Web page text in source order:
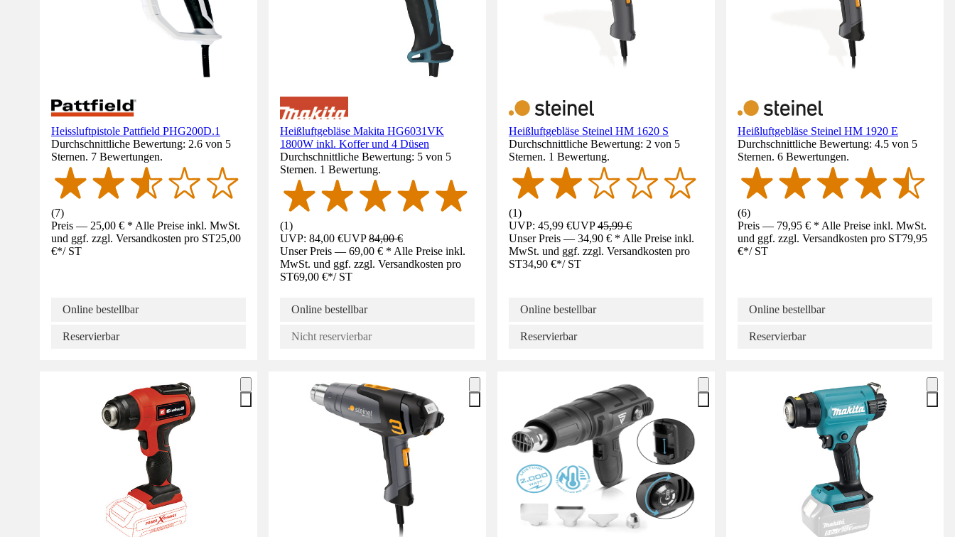
Heissluftpistole Pattfield PHG200D.1
Durchschnittliche Bewertung: 2.6 von 5
Sternen. 7 Bewertungen.
(7)
Preis — 25,00 € * Alle Preise inkl. MwSt.
und ggf. zzgl. Versandkosten pro ST25,00
€*/ ST
Online bestellbar
Reservierbar
Heißluftgebläse Makita HG6031VK
1800W inkl. Koffer und 4 Düsen
Durchschnittliche Bewertung: 5 von 5
Sternen. 1 Bewertung.
(1)
UVP: 84,00 €UVP84,00 €
Unser Preis — 69,00 € * Alle Preise inkl.
MwSt. und ggf. zzgl. Versandkosten pro
ST69,00 €*/ ST
Online bestellbar
Nicht reservierbar
Heißluftgebläse Steinel HM 1620 S
Durchschnittliche Bewertung: 2 von 5
Sternen. 1 Bewertung.
(1)
UVP: 45,99 €UVP45,99 €
Unser Preis — 34,90 € * Alle Preise inkl.
MwSt. und ggf. zzgl. Versandkosten pro
ST34,90 €*/ ST
Online bestellbar
Reservierbar
Heißluftgebläse Steinel HM 1920 E
Durchschnittliche Bewertung: 4.5 von 5
Sternen. 6 Bewertungen.
(6)
Preis — 79,95 € * Alle Preise inkl. MwSt.
und ggf. zzgl. Versandkosten pro ST79,95
€*/ ST
Online bestellbar
Reservierbar